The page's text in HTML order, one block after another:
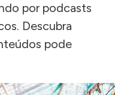
por podcasts
Descubra
pode